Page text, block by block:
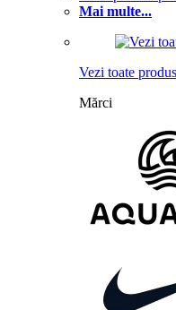
Mai multe...
Vezi toate
Mărci